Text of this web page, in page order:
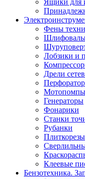
Ящики для
Фены
Лобзики и
Дрели
Мотопомпы
Генераторы
Фонарики
Станки
Рубанки
Плиткорезы
Клеевые
Бензотехника.